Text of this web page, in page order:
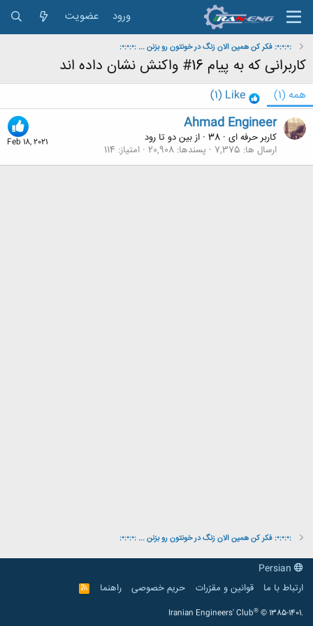
ورود عضویت
:•:•:•: فکر کن همین الان زنگ در خونتون رو بزنن ... :•:•:•:
کاربرانی که به پیام 16# واکنش نشان داده اند
همه (1)
Like
(1)
Feb 18, 2021
Ahmad Engineer
کاربر حرفه ای ·
· ازبین دو تا رود
ارسال ها 7,375 پسندها 20,908 امتیاز 114
:•:•:•: فکر کن همین الان زنگ در خونتون رو بزنن ... :•:•:•:
ارتباط با ما
قوانین و مقرّرات حریم خصوصی راهنما
R
S
Iranian Engineers' Club® © 1385-1401.